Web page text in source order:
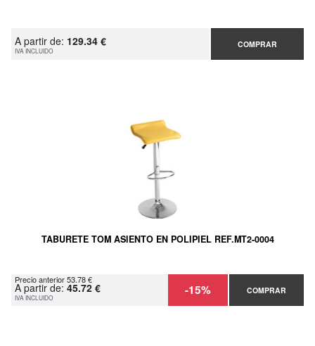
A partir de: 129.34 €
IVA INCLUIDO
COMPRAR
TABURETE TOM ASIENTO EN POLIPIEL REF.MT2-0004
Precio anterior 53.78 €
A partir de: 45.72 €
IVA INCLUIDO -15% COMPRAR